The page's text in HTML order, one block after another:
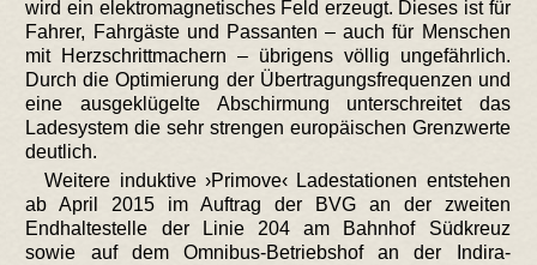
wird ein elektromagnetisches Feld erzeugt. Dieses ist für
Fahrer, Fahrgäste und Passanten – auch für Menschen
mit Herzschrittmachern – übrigens völlig ungefährlich.
Durch die Optimierung der Übertragungsfrequenzen und
eine ausgeklügelte Abschirmung unterschreitet das
Ladesystem die sehr strengen europäischen Grenzwerte
deutlich.
Weitere induktive ›Primove‹ Ladestationen entstehen
ab April 2015 im Auftrag der BVG an der zweiten
Endhaltestelle der Linie 204 am Bahnhof Südkreuz
sowie auf dem Omnibus-Betriebshof an der Indira-